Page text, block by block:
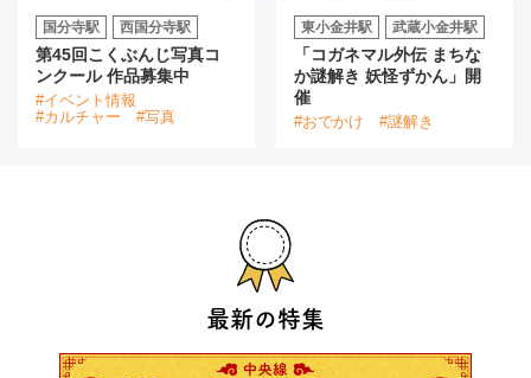
最新の特集
国分寺駅 西国分寺駅
第45回こくぶんじ写真コ
ンクール 作品募集中
#イベント情報
#カルチャー
#写真
東小金井駅 武蔵小金井駅
「コガネマル外伝 まちな
か謎解き 妖怪ずかん」開
催
#おでかけ #謎解き